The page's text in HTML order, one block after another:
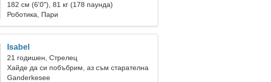
182 см (6'0"), 81 кг (178 паунда)
Роботика, Пари
Isabel
21 годишен, Стрелец
Хайде да си побъбрим, аз съм старателна
жена
Ganderkesee